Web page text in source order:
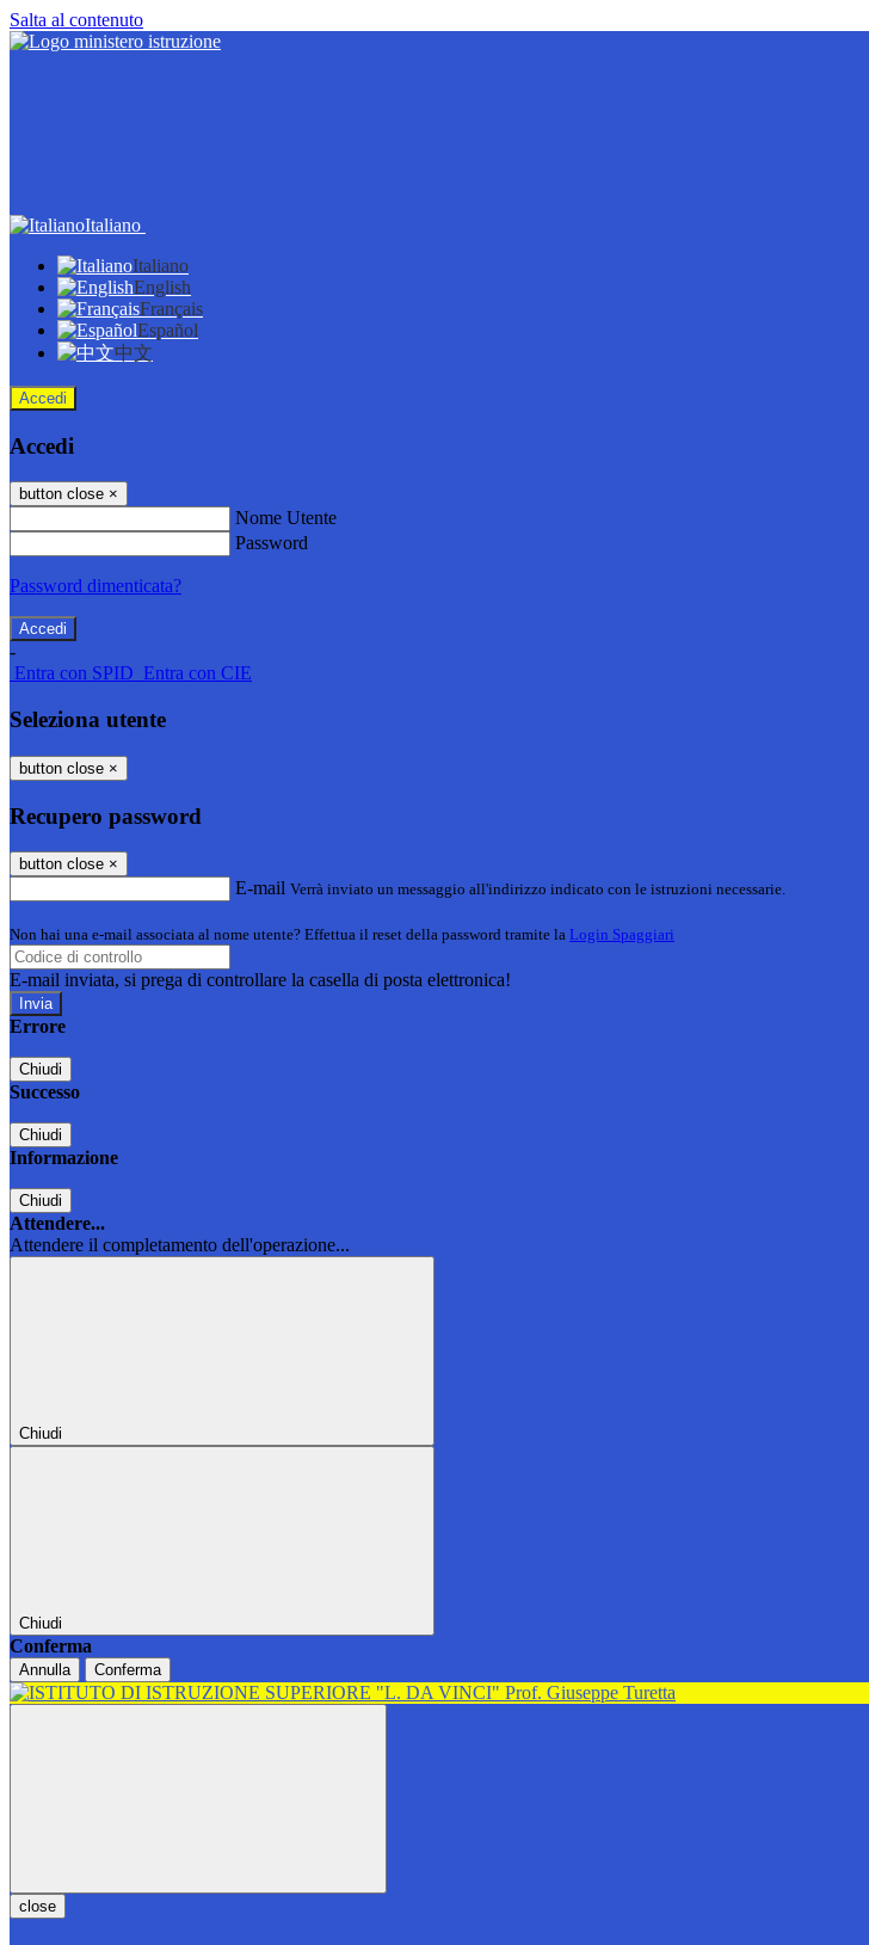
Salta al contenuto
Italiano
Italiano
English
Français
Español
中文
Accedi
Accedi
button close ×
Nome Utente
Password
Password dimenticata?
-
Entra con SPID Entra con CIE
Seleziona utente
button close ×
Recupero password
button close ×
E-mail Verrà inviato un messaggio all'indirizzo indicato con le istruzioni necessarie.
Non hai una e-mail associata al nome utente? Effettua il reset della password tramite la Login Spaggiari
E-mail inviata, si prega di controllare la casella di posta elettronica!
Errore
Chiudi
Successo
Chiudi
Informazione
Chiudi
Attendere...
Attendere il completamento dell'operazione...
Chiudi
Chiudi
Conferma
Annulla Conferma
close